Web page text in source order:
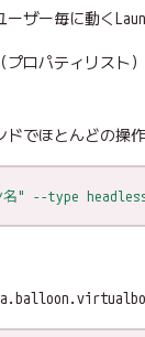
ーザー毎に動く
ロパティリスト
でほとんどの操
名" --type